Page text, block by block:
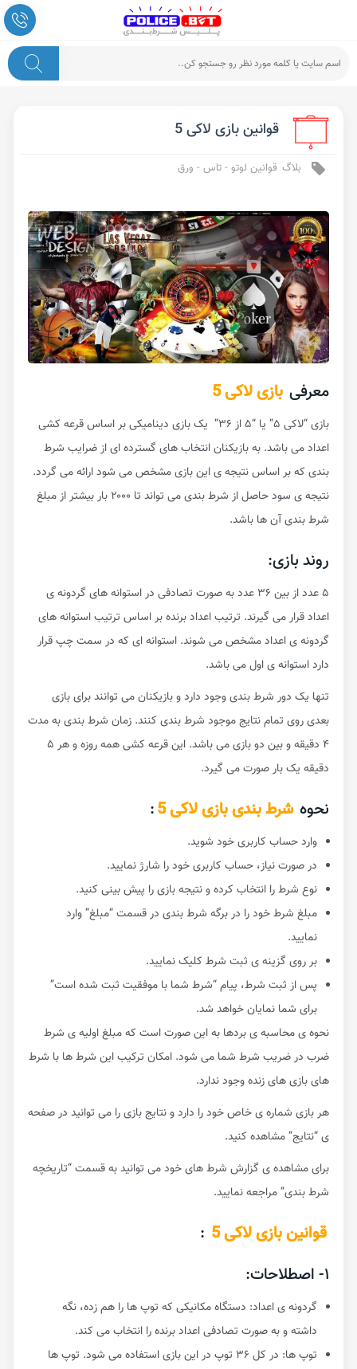
قوانین بازی لاکی 5
بلاگ قوانین لوتو - تاس - ورق
معرفی بازی لاکی 5
بازی “لاکی ۵” یا “۵ از ۳۶” یک بازی دینامیکی بر اساس قرعه کشی
اعداد می باشد. به بازیکنان انتخاب های گسترده ای از ضرایب شرط
بندی که بر اساس نتیجه ی این بازی مشخص می شود ارائه می گردد.
نتیجه ی سود حاصل از شرط بندی می تواند تا ۲۰۰۰ بار بیشتر از مبلغ
شرط بندی آن ها باشد.
روند بازی:
۵ عدد از بین ۳۶ عدد به صورت تصادفی در استوانه های گردونه ی
اعداد قرار می گیرند. ترتیب اعداد برنده بر اساس ترتیب استوانه های
گردونه ی اعداد مشخص می شوند. استوانه ای که در سمت چپ قرار
دارد استوانه ی اول می باشد.
تنها یک دور شرط بندی وجود دارد و بازیکنان می توانند برای بازی
بعدی روی تمام نتایج موجود شرط بندی کنند. زمان شرط بندی به مدت
۴ دقیقه و بین دو بازی می باشد. این قرعه کشی همه روزه و هر ۵
دقیقه یک بار صورت می گیرد.
نحوه شرط بندی بازی لاکی 5 :
وارد حساب کاربری خود شوید.
در صورت نیاز، حساب کاربری خود را شارژ نمایید.
نوع شرط را انتخاب کرده و نتیجه بازی را پیش بینی کنید.
مبلغ شرط خود را در برگه شرط بندی در قسمت “مبلغ” وارد
نمایید.
بر روی گزینه ی ثبت شرط کلیک نمایید.
پس از ثبت شرط، پیام “شرط شما با موفقیت ثبت شده است”
برای شما نمایان خواهد شد.
نحوه ی محاسبه ی بردها به این صورت است که مبلغ اولیه ی شرط
ضرب در ضریب شرط شما می شود. امکان ترکیب این شرط ها با شرط
های بازی های زنده وجود ندارد.
هر بازی شماره ی خاص خود را دارد و نتایج بازی را می توانید در صفحه
ی “نتایج” مشاهده کنید.
برای مشاهده ی گزارش شرط های خود می توانید به قسمت “تاریخچه
شرط بندی” مراجعه نمایید.
قوانین بازی لاکی 5
:
۱- اصطلاحات:
گردونه ی اعداد: دستگاه مکانیکی که توپ ها را هم زده، نگه
داشته و به صورت تصادفی اعداد برنده را انتخاب می کند.
توپ ها: در کل ۳۶ توپ در این بازی استفاده می شود. توپ ها